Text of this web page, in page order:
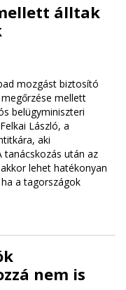
álltak
mozgást biztosító
mellett
belügyminiszteri
László, a
aki
tanácskozás után az
lehet hatékonyan
a tagországok
nem is